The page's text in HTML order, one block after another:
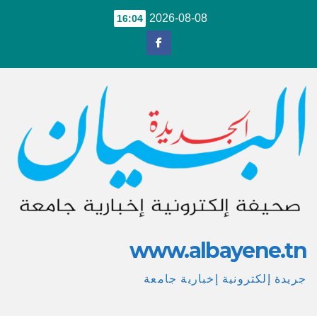
2026-08-08
16:04
www.albayene.tn
جريدة إلكترونية إخبارية جامعة